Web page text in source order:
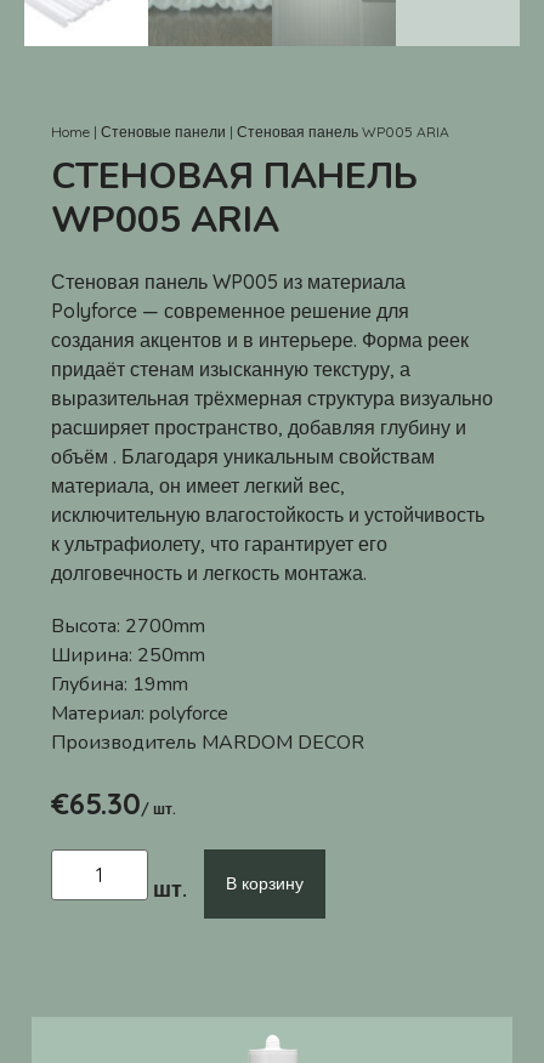
Home | Стеновые панели | Стеновая панель WP005 ARIA
СТЕНОВАЯ ПАНЕЛЬ
WP005 ARIA
Стеновая панель WP005 из материала
Polyforce — современное решение для
создания акцентов и в интерьере. Форма реек
придаёт стенам изысканную текстуру, а
выразительная трёхмерная структура визуально
расширяет пространство, добавляя глубину и
объём . Благодаря уникальным свойствам
материала, он имеет легкий вес,
исключительную влагостойкость и устойчивость
к ультрафиолету, что гарантирует его
долговечность и легкость монтажа.
Высота: 2700mm
Ширина: 250mm
Глубина: 19mm
Материал: polyforce
Производитель MARDOM DECOR
€65.30/ шт.
В корзину